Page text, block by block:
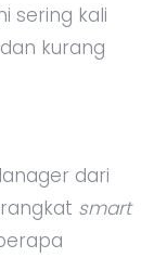
sering kali
kurang
dari
smart